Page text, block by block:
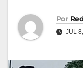
Por
JUL